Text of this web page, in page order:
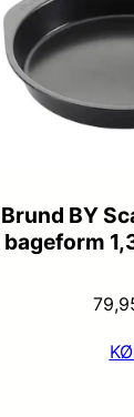
Brund BY
bageform